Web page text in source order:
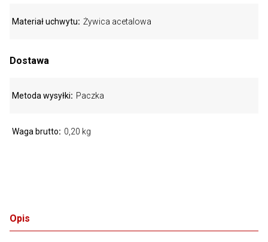
Opis
Materiał uchwytu Żywica acetalowa
Dostawa
Metoda wysyłki Paczka
Waga brutto 0,20 kg